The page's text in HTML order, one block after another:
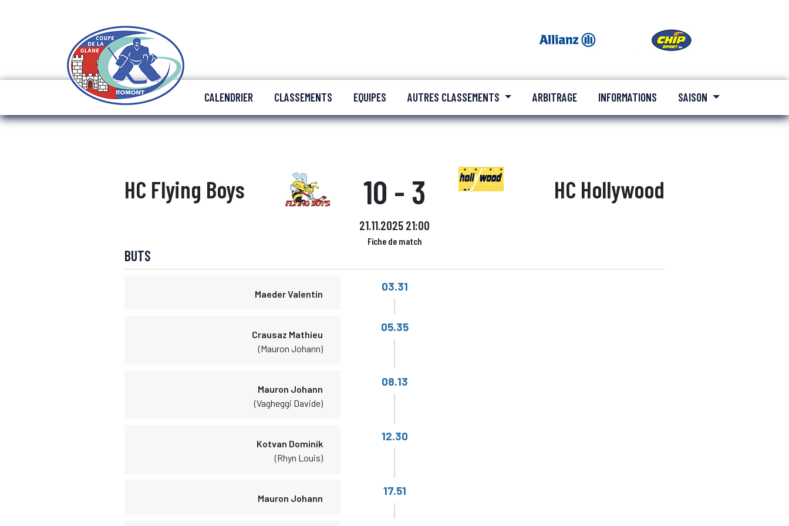
CALENDRIER CLASSEMENTS EQUIPES AUTRES CLASSEMENTS ARBITRAGE INFORMATIONS SAISON
HC Flying Boys 10 - 3
21.11.2025 21:00
Fiche de match
HC Hollywood
BUTS
Maeder Valentin
03.31
Crausaz Mathieu
(Mauron Johann)
05.35
Mauron Johann
(Vagheggi Davide)
08.13
Kotvan Dominik
(Rhyn Louis)
12.30
Mauron Johann
17.51